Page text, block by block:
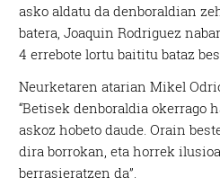
asko aldatu da denboraldian
batera, Joaquin Rodriguez
4 errebote lortu baititu bataz
Neurketaren atarian Mikel
“Betisek denboraldia okerrago
askoz hobeto daude. Orain
dira borrokan, eta horrek
berrasieratzen da”.